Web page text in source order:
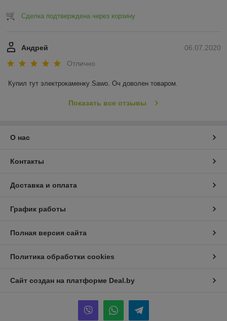
Сделка подтверждена через корзину
06.07.2020
Андрей
Отлично
Купил тут электрокаменку Sawo. Оч доволен товаром.
Показать все отзывы
О нас
Контакты
Доставка и оплата
График работы
Полная версия сайта
Политика обработки cookies
Сайт создан на платформе Deal.by